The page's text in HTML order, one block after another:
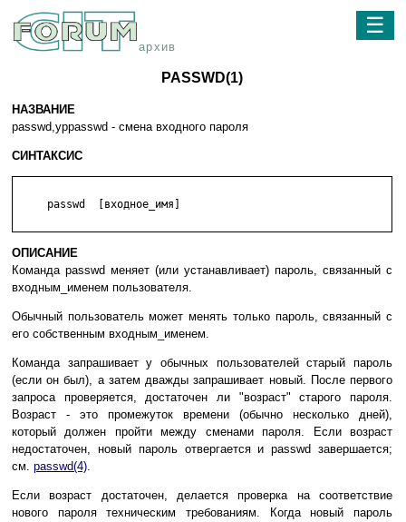
архив
☰
PASSWD(1)
НАЗВАНИЕ
passwd,yppasswd - смена входного пароля
СИНТАКСИС
     passwd  [входное_имя]
ОПИСАНИЕ
Команда passwd меняет (или устанавливает) пароль, связанный с
входным_именем пользователя.
Обычный пользователь может менять только пароль, связанный с
его собственным входным_именем.
Команда запрашивает у обычных пользователей старый пароль
(если он был), а затем дважды запрашивает новый. После первого
запроса проверяется, достаточен ли "возраст" старого пароля.
Возраст - это промежуток времени (обычно несколько дней),
который должен пройти между сменами пароля. Если возраст
недостаточен, новый пароль отвергается и passwd завершается;
см. passwd(4).
Если возраст достаточен, делается проверка на соответствие
нового пароля техническим требованиям. Когда новый пароль